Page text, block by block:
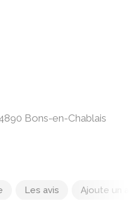
Bons-en-Chablais
Les avis Ajoute un